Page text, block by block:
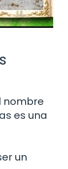
nombre
es una
un